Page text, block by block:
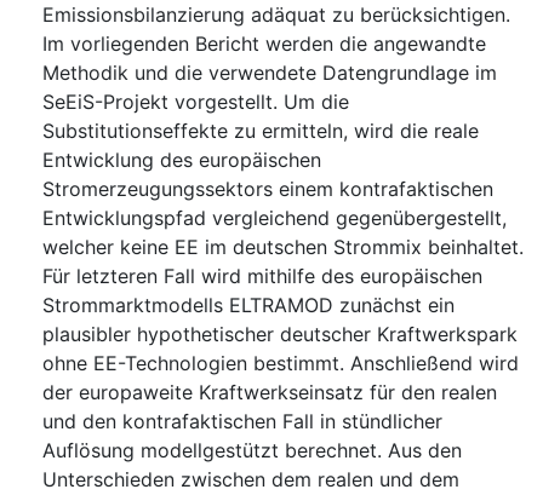
Emissionsbilanzierung adäquat zu berücksichtigen.
Im vorliegenden Bericht werden die angewandte
Methodik und die verwendete Datengrundlage im
SeEiS-Projekt vorgestellt. Um die
Substitutionseffekte zu ermitteln, wird die reale
Entwicklung des europäischen
Stromerzeugungssektors einem kontrafaktischen
Entwicklungspfad vergleichend gegenübergestellt,
welcher keine EE im deutschen Strommix beinhaltet.
Für letzteren Fall wird mithilfe des europäischen
Strommarktmodells ELTRAMOD zunächst ein
plausibler hypothetischer deutscher Kraftwerkspark
ohne EE-Technologien bestimmt. Anschließend wird
der europaweite Kraftwerkseinsatz für den realen
und den kontrafaktischen Fall in stündlicher
Auflösung modellgestützt berechnet. Aus den
Unterschieden zwischen dem realen und dem